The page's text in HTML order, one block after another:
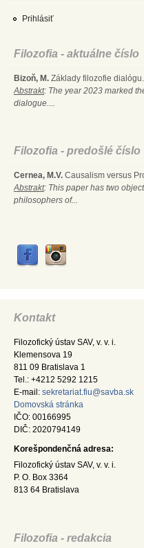
Prihlásiť
Filozofia - aktuálne číslo
Bizoň, M. Základy filozofie
Abstrakt: The year 2023 marked
dialogue....
Filozofia - predošlé číslo
Cernea, M.V. Causalism versus
Abstrakt: This paper has two
philosophers of...
Kontakt
Filozofický ústav SAV, v. v. i.
Klemensova 19
811 09 Bratislava 1
Tel.: +4212 5292 1215
E-mail: sekretariat.fiu@savba.sk
Domovská stránka
IČO: 00166995
DIČ: 2020794149
Korešpondenčná adresa:
Filozofický ústav SAV, v. v. i.
P. O. Box 3364
813 64 Bratislava
Filozofia - redakcia